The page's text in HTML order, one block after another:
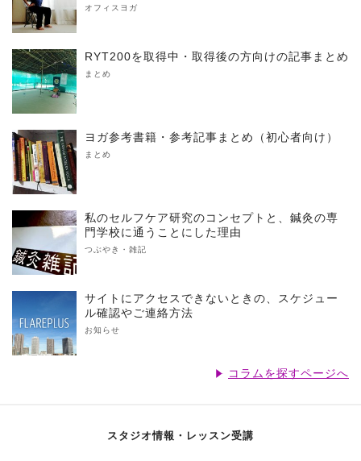
オフィスヨガ
RYT200を取得中・取得後の方向けの記事まとめ
まとめ
ヨガ参考書籍・参考記事まとめ（初心者向け）
まとめ
私のセルフケア研究のコンセプトと、鍼灸の専
門学校に通うことにした理由
つぶやき・雑記
サイトにアクセスできないときの、スケジュー
ル確認やご連絡方法
お知らせ
コラムを探すページへ
スタジオ情報・レッスン受講